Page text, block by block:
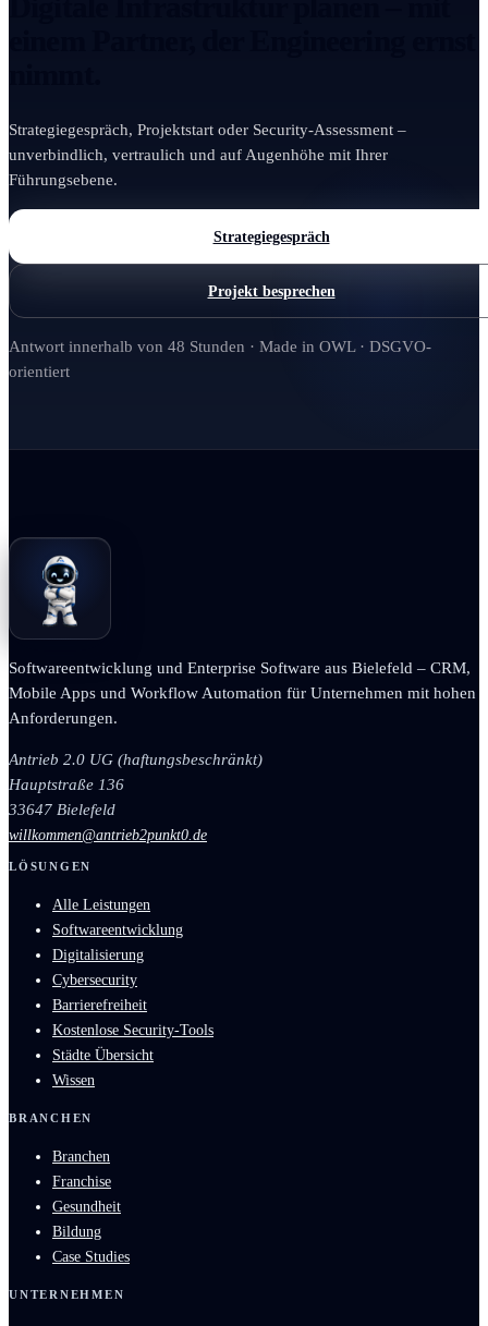
Strategiegespräch, Projektstart oder Security-Assessment –
unverbindlich, vertraulich und auf Augenhöhe mit Ihrer
Führungsebene.
Strategiegespräch
Projekt besprechen
Antwort innerhalb von 48 Stunden · Made in OWL · DSGVO-
orientiert
Softwareentwicklung und Enterprise Software aus Bielefeld – CRM,
Mobile Apps und Workflow Automation für Unternehmen mit hohen
Anforderungen.
Antrieb 2.0 UG (haftungsbeschränkt)
Hauptstraße 136
33647 Bielefeld
willkommen@antrieb2punkt0.de
LÖSUNGEN
Alle Leistungen
Softwareentwicklung
Digitalisierung
Cybersecurity
Barrierefreiheit
Kostenlose Security-Tools
Städte Übersicht
Wissen
BRANCHEN
Branchen
Franchise
Gesundheit
Bildung
Case Studies
UNTERNEHMEN